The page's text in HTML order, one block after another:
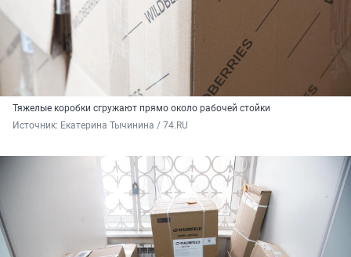
Тяжелые коробки сгружают прямо около рабочей стойки
Источник: Екатерина Тычинина / 74.RU